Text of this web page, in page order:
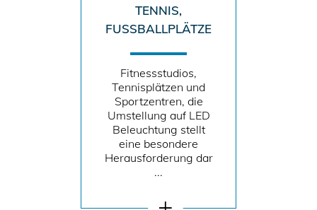
TENNIS,
FUSSBALLPLÄTZE
Fitnessstudios,
Tennisplätzen und
Sportzentren, die
Umstellung auf LED
Beleuchtung stellt
eine besondere
Herausforderung dar
...